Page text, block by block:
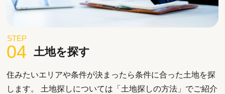
STEP
04 土地を探す
住みたいエリアや条件が決まったら条件に合った土地を探
します。 土地探しについては「土地探しの方法」でご紹介